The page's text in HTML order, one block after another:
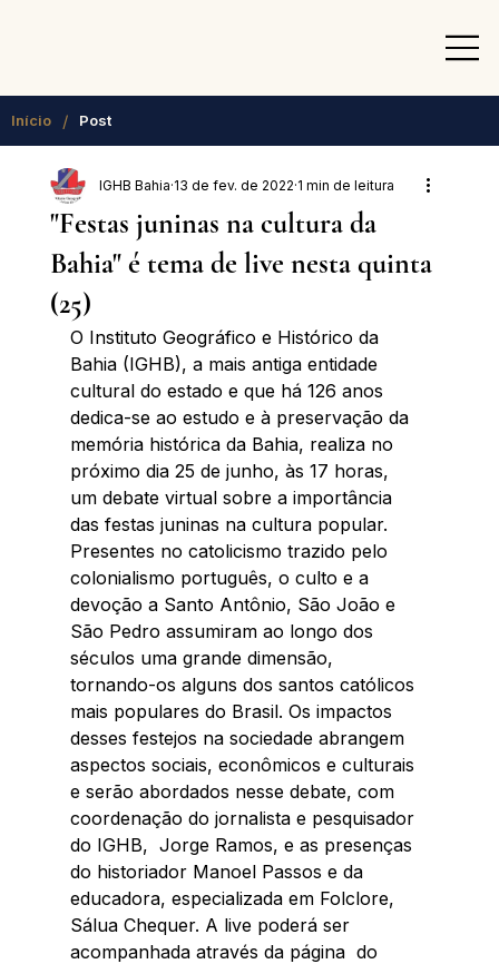
Início / Post
"Festas juninas na cultura da
Bahia" é tema de live nesta quinta
(25)
IGHB Bahia 13 de fev. de 2022 1 min de leitura
O Instituto Geográfico e Histórico da
Bahia (IGHB), a mais antiga entidade
cultural do estado e que há 126 anos
dedica-se ao estudo e à preservação da
memória histórica da Bahia, realiza no
próximo dia 25 de junho, às 17 horas,
um debate virtual sobre a importância
das festas juninas na cultura popular.
Presentes no catolicismo trazido pelo
colonialismo português, o culto e a
devoção a Santo Antônio, São João e
São Pedro assumiram ao longo dos
séculos uma grande dimensão,
tornando-os alguns dos santos católicos
mais populares do Brasil. Os impactos
desses festejos na sociedade abrangem
aspectos sociais, econômicos e culturais
e serão abordados nesse debate, com
coordenação do jornalista e pesquisador
do IGHB,  Jorge Ramos, e as presenças
do historiador Manoel Passos e da
educadora, especializada em Folclore,
Sálua Chequer. A live poderá ser
acompanhada através da página  do